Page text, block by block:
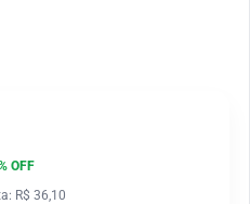
OFF
R$ 36,10